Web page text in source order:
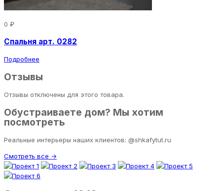
0 ₽
Спальня арт. 0282
Подробнее
Отзывы
Отзывы отключены для этого товара.
Обустраиваете дом? Мы хотим
посмотреть
Реальные интерьеры наших клиентов: @shkafytut.ru
Смотреть все →